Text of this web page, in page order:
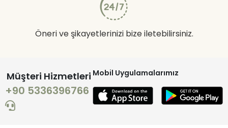
Öneri ve şikayetlerinizi bize iletebilirsiniz.
Müşteri Hizmetleri
+90 5336396766
Mobil Uygulamalarımız